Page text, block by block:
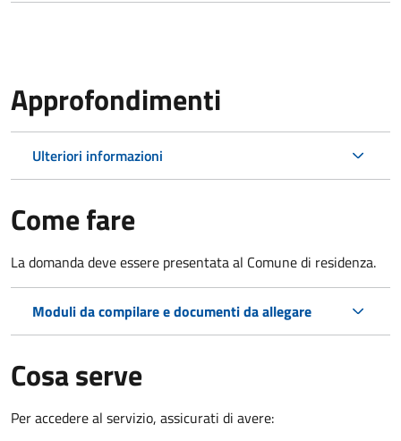
Approfondimenti
Ulteriori informazioni
Come fare
La domanda deve essere presentata al Comune di residenza.
Moduli da compilare e documenti da allegare
Cosa serve
Per accedere al servizio, assicurati di avere: